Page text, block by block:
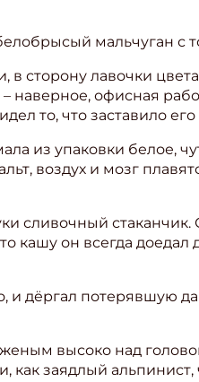
мальчуган с
сторону лавочки
наверное, офисная
то, что заставило
из упаковки белое,
воздух и мозг
сливочный стаканчик.
кашу он всегда доедал
и дёргал потерявшую
высоко над
как заядлый альпинист,